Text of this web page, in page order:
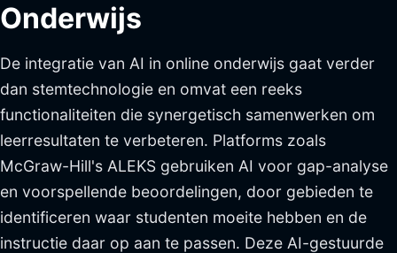
Onderwijs
De integratie van AI in online onderwijs gaat verder
dan stemtechnologie en omvat een reeks
functionaliteiten die synergetisch samenwerken om
leerresultaten te verbeteren. Platforms zoals
McGraw-Hill's ALEKS gebruiken AI voor gap-analyse
en voorspellende beoordelingen, door gebieden te
identificeren waar studenten moeite hebben en de
instructie daar op aan te passen. Deze AI-gestuurde